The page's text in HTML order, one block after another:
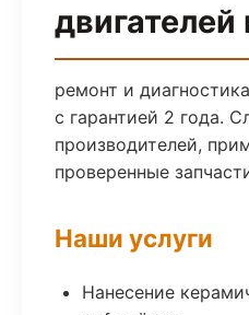
двигателей
ремонт и
с гарантией 2 года.
производителей,
проверенные
Наши услуги
Нанесение